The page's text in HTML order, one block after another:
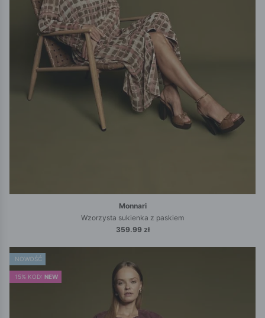
Monnari
Wzorzysta sukienka z paskiem
359.99 zł
NOWOŚĆ
15% KOD: NEW